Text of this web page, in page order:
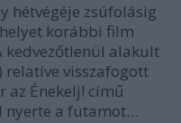
hétvégéje zsúfolásig
korábbi film
kedvezőtlenül alakult
relatíve visszafogott
az Énekelj! című
nyerte a futamot…